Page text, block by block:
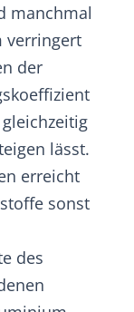
manchmal
verringert
der
lässt.
erreicht
sonst
des